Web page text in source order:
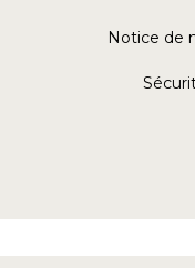
Notice de